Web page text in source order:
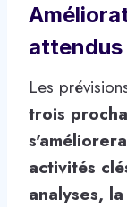
attendus
Les
trois
activités
analyses,